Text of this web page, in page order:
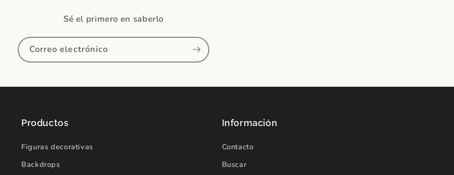
Sé el primero en saberlo
Correo electrónico
Productos
Figuras decorativas
Backdrops
Información
Contacto
Buscar